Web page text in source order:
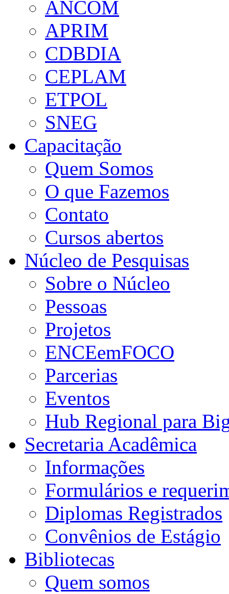
ANCOM
APRIM
CDBDIA
CEPLAM
ETPOL
SNEG
Capacitação
Quem Somos
O que Fazemos
Contato
Cursos abertos
Núcleo de Pesquisas
Sobre o Núcleo
Pessoas
Projetos
ENCEemFOCO
Parcerias
Eventos
Hub Regional para
Secretaria Acadêmica
Informações
Formulários e
Diplomas Registrados
Convênios de Estágio
Bibliotecas
Quem somos